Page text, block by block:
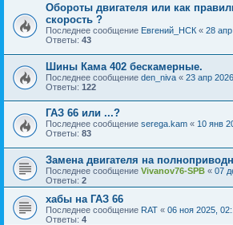
Обороты двигателя или как
скорость ?
Последнее сообщение Евгений_НСК « 28
Ответы: 43
Шины Кама 402 бескамерные.
Последнее сообщение den_niva « 23 апр
Ответы: 122
ГАЗ 66 или ...?
Последнее сообщение serega.kam « 10 янв
Ответы: 83
Замена двигателя на
Последнее сообщение Vivanov76-SPB « 07
Ответы: 2
хабы на ГАЗ 66
Последнее сообщение RAT « 06 ноя 2025,
Ответы: 4